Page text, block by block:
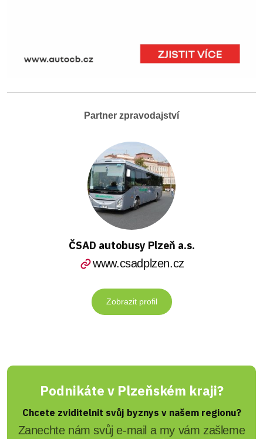
Partner zpravodajství
ČSAD autobusy Plzeň a.s.
www.csadplzen.cz
Zobrazit profil
Podnikáte v Plzeňském kraji?
Chcete zviditelnit svůj byznys v našem regionu?
Zanechte nám svůj e-mail a my vám zašleme